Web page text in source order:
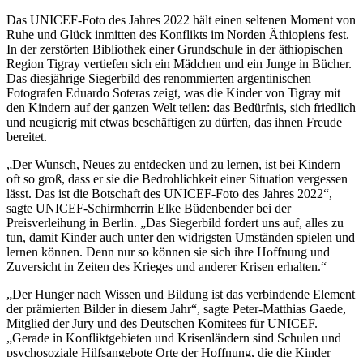
Das UNICEF-Foto des Jahres 2022 hält einen seltenen Moment von
Ruhe und Glück inmitten des Konflikts im Norden Äthiopiens fest.
In der zerstörten Bibliothek einer Grundschule in der äthiopischen
Region Tigray vertiefen sich ein Mädchen und ein Junge in Bücher.
Das diesjährige Siegerbild des renommierten argentinischen
Fotografen Eduardo Soteras zeigt, was die Kinder von Tigray mit
den Kindern auf der ganzen Welt teilen: das Bedürfnis, sich friedlich
und neugierig mit etwas beschäftigen zu dürfen, das ihnen Freude
bereitet.
„Der Wunsch, Neues zu entdecken und zu lernen, ist bei Kindern
oft so groß, dass er sie die Bedrohlichkeit einer Situation vergessen
lässt. Das ist die Botschaft des UNICEF-Foto des Jahres 2022“,
sagte UNICEF-Schirmherrin Elke Büdenbender bei der
Preisverleihung in Berlin. „Das Siegerbild fordert uns auf, alles zu
tun, damit Kinder auch unter den widrigsten Umständen spielen und
lernen können. Denn nur so können sie sich ihre Hoffnung und
Zuversicht in Zeiten des Krieges und anderer Krisen erhalten.“
„Der Hunger nach Wissen und Bildung ist das verbindende Element
der prämierten Bilder in diesem Jahr“, sagte Peter-Matthias Gaede,
Mitglied der Jury und des Deutschen Komitees für UNICEF.
„Gerade in Konfliktgebieten und Krisenländern sind Schulen und
psychosoziale Hilfsangebote Orte der Hoffnung, die die Kinder